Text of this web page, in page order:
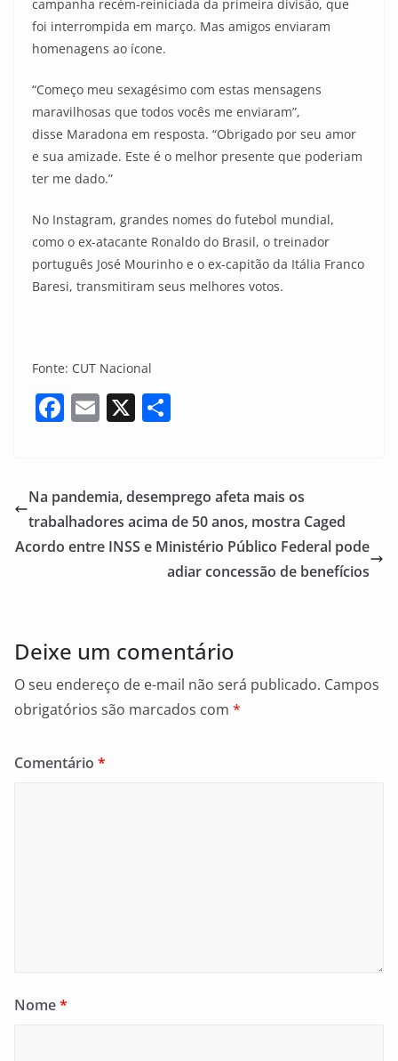
campanha recém-reiniciada da primeira divisão, que
foi interrompida em março. Mas amigos enviaram
homenagens ao ícone.
“Começo meu sexagésimo com estas mensagens
maravilhosas que todos vocês me enviaram”,
disse Maradona em resposta. “Obrigado por seu amor
e sua amizade. Este é o melhor presente que poderiam
ter me dado.”
No Instagram, grandes nomes do futebol mundial,
como o ex-atacante Ronaldo do Brasil, o treinador
português José Mourinho e o ex-capitão da Itália Franco
Baresi, transmitiram seus melhores votos.
Fonte: CUT Nacional
F
e
b
o
E
l
X
e
Na pandemia, desemprego afeta mais os
trabalhadores acima de 50 anos, mostra Caged
Acordo entre INSS e Ministério Público Federal pode
adiar concessão de benefícios
Deixe um comentário
O seu endereço de e-mail não será publicado. Campos
obrigatórios são marcados com *
Comentário *
Nome*